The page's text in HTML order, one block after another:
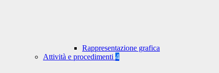
Rappresentazione grafica
Attività e procedimenti 4